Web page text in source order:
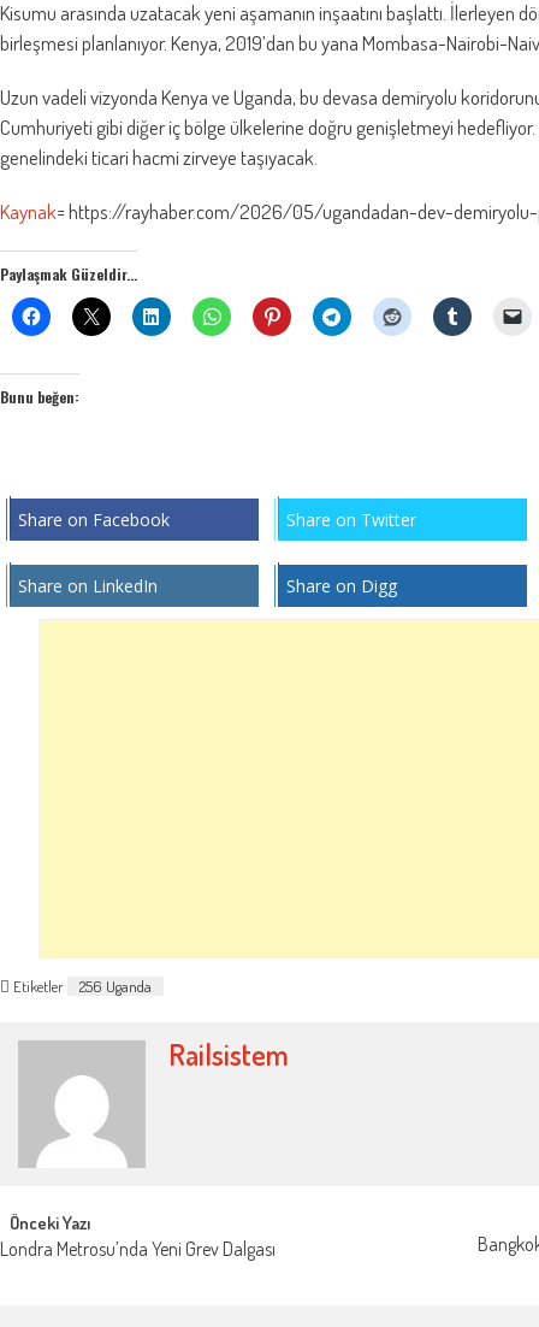
Kisumu arasında uzatacak yeni aşamanın inşaatını başlattı. İlerleyen
birleşmesi planlanıyor. Kenya, 2019’dan bu yana Mombasa-Nairobi-
Uzun vadeli vizyonda Kenya ve Uganda, bu devasa demiryolu
Cumhuriyeti gibi diğer iç bölge ülkelerine doğru genişletmeyi
genelindeki ticari hacmi zirveye taşıyacak.
Kaynak= https://rayhaber.com/2026/05/ugandadan-dev-
Paylaşmak Güzeldir...
Bunu beğen:
Share on Facebook Share on Twitter
Share on LinkedIn Share on Digg
Etiketler 256 Uganda
Railsistem
Post
Önceki Yazı
Londra Metrosu’nda Yeni Grev Dalgası